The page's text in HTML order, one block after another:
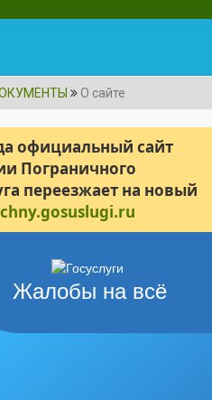
О сайте
официальный сайт
Пограничного
переезжает на новый
Жалобы на всё